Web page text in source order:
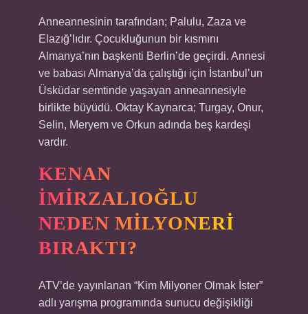
Anneannesinin tarafından; Palulu, Zaza ve
Elazığ’lıdır. Çocukluğunun bir kısmını
Almanya’nın başkenti Berlin’de geçirdi. Annesi
ve babası Almanya’da çalıştığı için İstanbul’un
Üsküdar semtinde yaşayan anneannesiyle
birlikte büyüdü. Oktay Kaynarca; Turgay, Onur,
Selin, Meryem ve Orkun adında beş kardeşi
vardır.
KENAN
İMIRZALIOĞLU
NEDEN MILYONERI
BIRAKTI?
ATV’de yayınlanan “Kim Milyoner Olmak İster”
adlı yarışma programında sunucu değişikliği